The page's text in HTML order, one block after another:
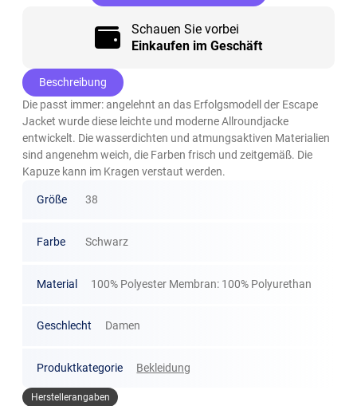
Schauen Sie vorbei
Einkaufen im Geschäft
Beschreibung
Die passt immer: angelehnt an das Erfolgsmodell der Escape
Jacket wurde diese leichte und moderne Allroundjacke
entwickelt. Die wasserdichten und atmungsaktiven Materialien
sind angenehm weich, die Farben frisch und zeitgemäß. Die
Kapuze kann im Kragen verstaut werden.
Größe 38
Farbe Schwarz
Material 100% Polyester Membran: 100% Polyurethan
Geschlecht Damen
Produktkategorie Bekleidung
Herstellerangaben